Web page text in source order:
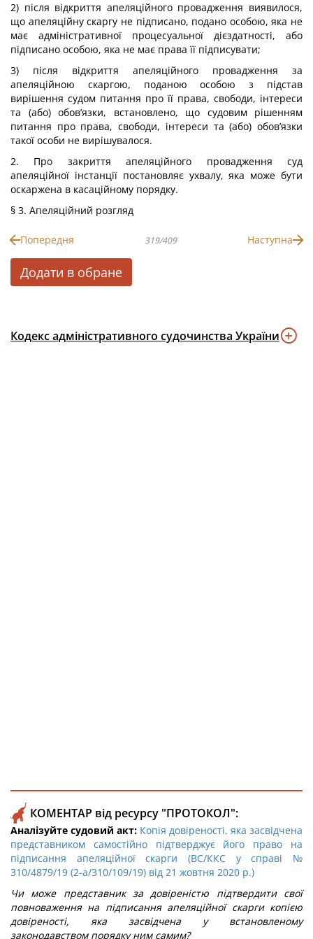
2) після відкриття апеляційного провадження виявилося,
що апеляційну скаргу не підписано, подано особою, яка не
має адміністративної процесуальної дієздатності, або
підписано особою, яка не має права її підписувати;
3) після відкриття апеляційного провадження за
апеляційною скаргою, поданою особою з підстав
вирішення судом питання про її права, свободи, інтереси
та (або) обов’язки, встановлено, що судовим рішенням
питання про права, свободи, інтереси та (або) обов’язки
такої особи не вирішувалося.
2. Про закриття апеляційного провадження суд
апеляційної інстанції постановляє ухвалу, яка може бути
оскаржена в касаційному порядку.
§ 3. Апеляційний розгляд
Попередня 319/409 Наступна
Додати в обране
Кодекс адміністративного судочинства України
КОМЕНТАР від ресурсу "ПРОТОКОЛ":
Аналізуйте судовий акт: Копія довіреності, яка засвідчена
представником самостійно підтверджує його право на
підписання апеляційної скарги (ВС/ККС у справі №
310/4879/19 (2-а/310/109/19) від 21 жовтня 2020 р.)
Чи може представник за довіреністю підтвердити свої
повноваження на підписання апеляційної скарги копією
довіреності, яка засвідчена у встановленому
законодавством порядку ним самим?